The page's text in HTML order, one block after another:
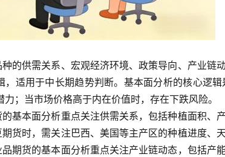
的供需关系、宏观经济环境、政策导向、产业链
适用于中长期趋势判断。基本面分析的核心逻辑
；当市场价格高于内在价值时，存在下跌风险。
基本面分析重点关注供需关系，包括种植面积、产
货时，需关注巴西、美国等主产区的种植进度、
期货的基本面分析重点关注产业链动态，包括产